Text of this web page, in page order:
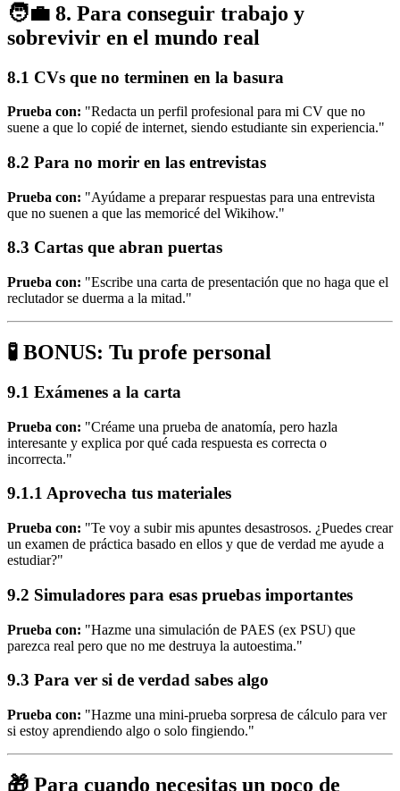
🧑‍💼 8. Para conseguir trabajo y
sobrevivir en el mundo real
8.1 CVs que no terminen en la basura
Prueba con: "Redacta un perfil profesional para mi CV que no
suene a que lo copié de internet, siendo estudiante sin experiencia."
8.2 Para no morir en las entrevistas
Prueba con: "Ayúdame a preparar respuestas para una entrevista
que no suenen a que las memoricé del Wikihow."
8.3 Cartas que abran puertas
Prueba con: "Escribe una carta de presentación que no haga que el
reclutador se duerma a la mitad."
🧪 BONUS: Tu profe personal
9.1 Exámenes a la carta
Prueba con: "Créame una prueba de anatomía, pero hazla
interesante y explica por qué cada respuesta es correcta o
incorrecta."
9.1.1 Aprovecha tus materiales
Prueba con: "Te voy a subir mis apuntes desastrosos. ¿Puedes crear
un examen de práctica basado en ellos y que de verdad me ayude a
estudiar?"
9.2 Simuladores para esas pruebas importantes
Prueba con: "Hazme una simulación de PAES (ex PSU) que
parezca real pero que no me destruya la autoestima."
9.3 Para ver si de verdad sabes algo
Prueba con: "Hazme una mini-prueba sorpresa de cálculo para ver
si estoy aprendiendo algo o solo fingiendo."
🎁 Para cuando necesitas un poco de